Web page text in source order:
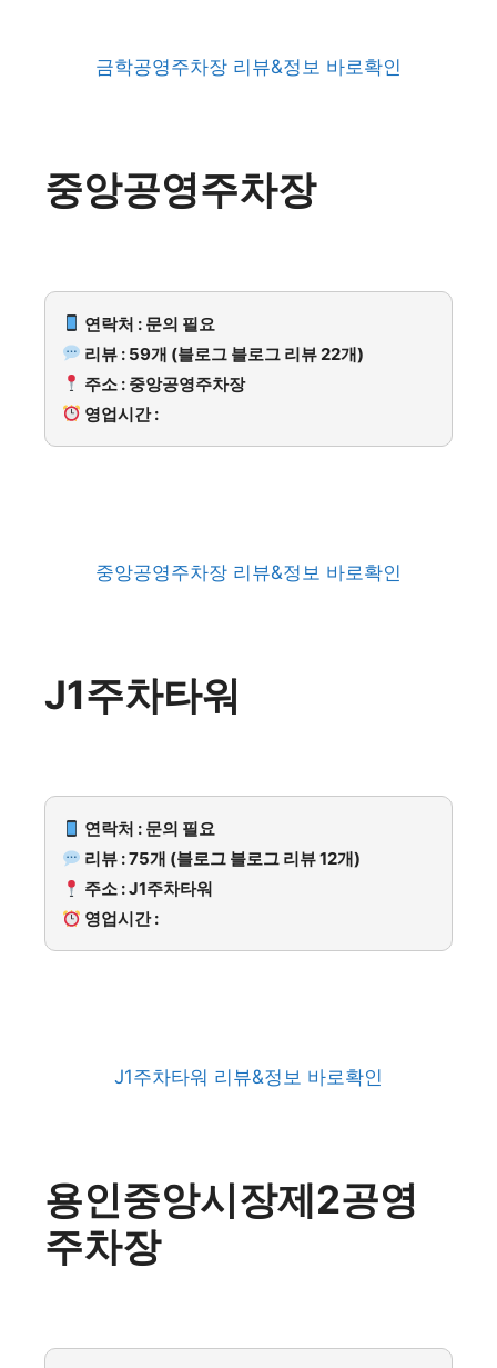
금학공영주차장 리뷰&정보 바로확인
중앙공영주차장
연락처 : 문의 필요
리뷰 : 59개 (블로그 블로그 리뷰 22개)
주소 : 중앙공영주차장
영업시간 :
중앙공영주차장 리뷰&정보 바로확인
J1주차타워
연락처 : 문의 필요
리뷰 : 75개 (블로그 블로그 리뷰 12개)
주소 : J1주차타워
영업시간 :
J1주차타워 리뷰&정보 바로확인
용인중앙시장제2공영
주차장